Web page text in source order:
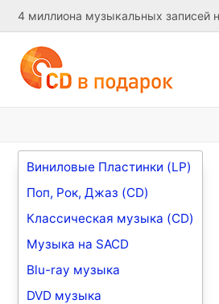
4 миллиона музыкальных записей
Виниловые Пластинки (LP)
Поп, Рок, Джаз (CD)
Классическая музыка (CD)
Музыка на SACD
Blu-ray музыка
DVD музыка